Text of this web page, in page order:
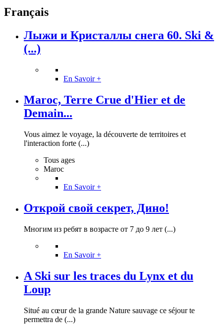
Français
Лыжи и Кристаллы снега 60. Ski &
(...)
En Savoir +
Maroc, Terre Crue d'Hier et de
Demain...
Vous aimez le voyage, la découverte de territoires et
l'interaction forte (...)
Tous ages
Maroc
En Savoir +
Открой свой секрет, Дино!
Многим из ребят в возрасте от 7 до 9 лет (...)
En Savoir +
A Ski sur les traces du Lynx et du
Loup
Situé au cœur de la grande Nature sauvage ce séjour te
permettra de (...)